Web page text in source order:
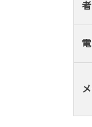
者